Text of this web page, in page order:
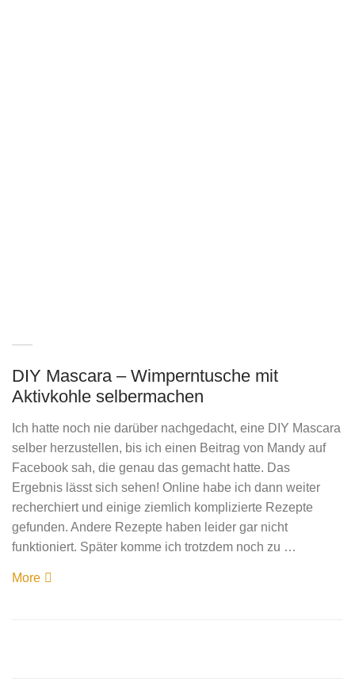
DIY Mascara – Wimperntusche mit
Aktivkohle selbermachen
Ich hatte noch nie darüber nachgedacht, eine DIY Mascara
selber herzustellen, bis ich einen Beitrag von Mandy auf
Facebook sah, die genau das gemacht hatte. Das
Ergebnis lässt sich sehen! Online habe ich dann weiter
recherchiert und einige ziemlich komplizierte Rezepte
gefunden. Andere Rezepte haben leider gar nicht
funktioniert. Später komme ich trotzdem noch zu …
More